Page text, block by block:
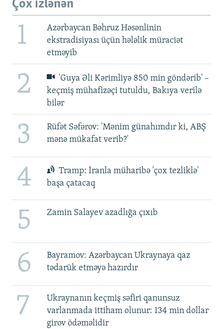
Çox izlənən
1
Azərbaycan Bəhruz Həsənlinin
ekstradisiyası üçün hələlik müraciət
etməyib
2
'Guya Əli Kərimliyə 850 min göndərib' –
keçmiş mühafizəçi tutuldu, Bakıya verilə
bilər
3
Rüfət Səfərov: 'Mənim günahımdır ki, ABŞ
mənə mükafat verib?'
4
Tramp: İranla müharibə 'çox tezliklə'
başa çatacaq
5 Zamin Salayev azadlığa çıxıb
6
Bayramov: Azərbaycan Ukraynaya qaz
tədarük etməyə hazırdır
7
Ukraynanın keçmiş səfiri qanunsuz
varlanmada ittiham olunur: 134 min dollar
girov ödəməlidir